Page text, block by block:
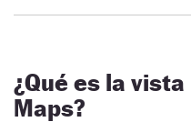
¿Qué es la
Maps?